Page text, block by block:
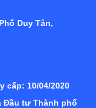
Duy Tân,
cấp: 10/04/2020
Đầu tư Thành phố